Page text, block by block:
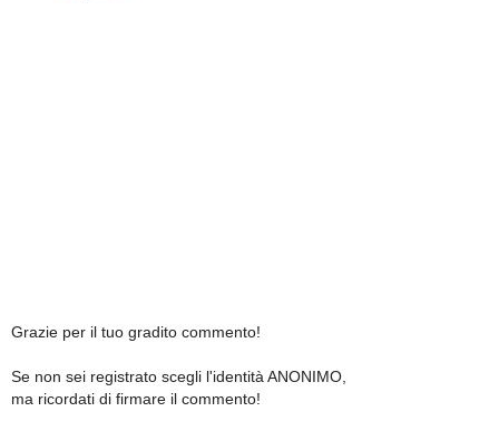
Grazie per il tuo gradito commento!
Se non sei registrato scegli l'identità ANONIMO,
ma ricordati di firmare il commento!